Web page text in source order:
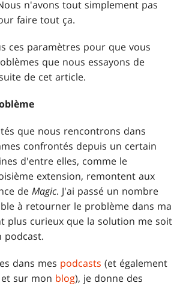
n'avons tout simplement pas
faire tout ça.
ces paramètres pour que vous
que nous essayons de
de cet article.
que nous rencontrons dans
confrontés depuis un certain
d'entre elles, comme le
extension, remontent aux
deMagic. J'ai passé un nombre
à retourner le problème dans ma
plus curieux que la solution me soit
podcast.
dans mes podcasts (et également
et sur mon blog), je donne des